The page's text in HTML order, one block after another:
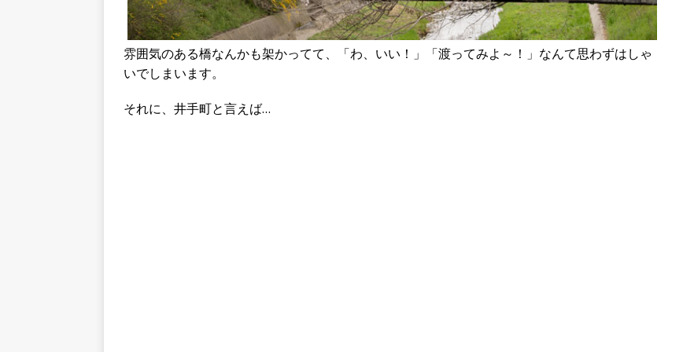
雰囲気のある橋なんかも架かってて、「わ、いい！」「渡ってみよ～！」なんて思わずはしゃ
いでしまいます。
それに、井手町と言えば…